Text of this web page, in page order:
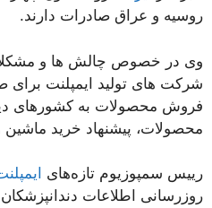
روسیه و عراق صادرات دارند.
وی در خصوص چالش ها و مشکلات
شرکت های تولید ایمپلنت
فروش محصولات به کشورهای
محصولات، پیشنهاد خرید
رییس سمپوزیوم تازه‌های
روزرسانی اطلاعات